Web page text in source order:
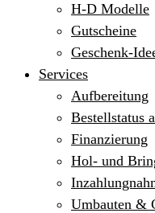
H-D Modelle
Gutscheine
Geschenk-
Services
Aufbereitung
Bestellstatus
Finanzierung
Hol- und
Umbauten &